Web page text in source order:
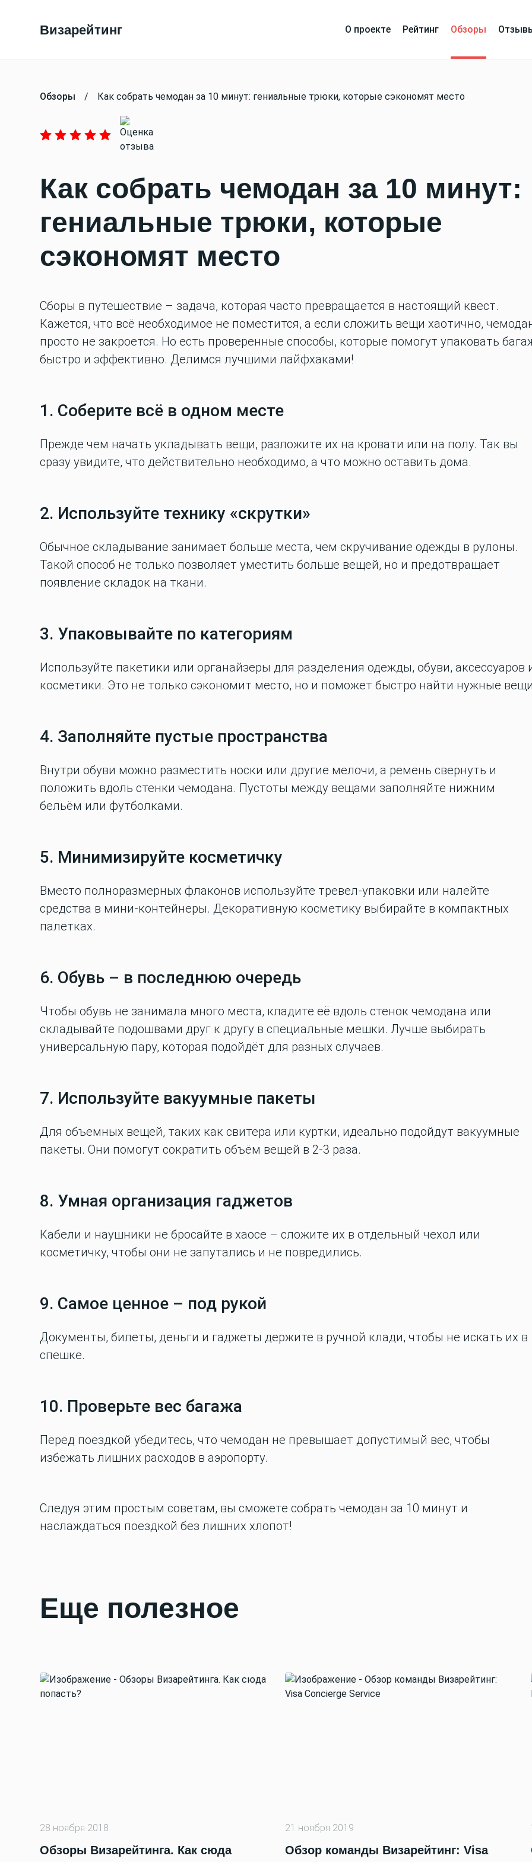
Визарейтинг О проекте Рейтинг Обзоры
Обзоры / Как собрать чемодан за 10 минут: гениальные трюки, которые сэкономят место
Как собрать чемодан за 10 минут:
гениальные трюки, которые
сэкономят место
Сборы в путешествие – задача, которая часто превращается в настоящий квест.
Кажется, что всё необходимое не поместится, а если сложить вещи хаотично,
просто не закроется. Но есть проверенные способы, которые помогут упаковать
быстро и эффективно. Делимся лучшими лайфхаками!
1. Соберите всё в одном месте
Прежде чем начать укладывать вещи, разложите их на кровати или на полу. Так вы
сразу увидите, что действительно необходимо, а что можно оставить дома.
2. Используйте технику «скрутки»
Обычное складывание занимает больше места, чем скручивание одежды в рулоны.
Такой способ не только позволяет уместить больше вещей, но и предотвращает
появление складок на ткани.
3. Упаковывайте по категориям
Используйте пакетики или органайзеры для разделения одежды, обуви, аксессуаров
косметики. Это не только сэкономит место, но и поможет быстро найти нужные
4. Заполняйте пустые пространства
Внутри обуви можно разместить носки или другие мелочи, а ремень свернуть и
положить вдоль стенки чемодана. Пустоты между вещами заполняйте нижним
бельём или футболками.
5. Минимизируйте косметичку
Вместо полноразмерных флаконов используйте тревел-упаковки или налейте
средства в мини-контейнеры. Декоративную косметику выбирайте в компактных
палетках.
6. Обувь – в последнюю очередь
Чтобы обувь не занимала много места, кладите её вдоль стенок чемодана или
складывайте подошвами друг к другу в специальные мешки. Лучше выбирать
универсальную пару, которая подойдёт для разных случаев.
7. Используйте вакуумные пакеты
Для объемных вещей, таких как свитера или куртки, идеально подойдут вакуумные
пакеты. Они помогут сократить объём вещей в 2-3 раза.
8. Умная организация гаджетов
Кабели и наушники не бросайте в хаосе – сложите их в отдельный чехол или
косметичку, чтобы они не запутались и не повредились.
9. Самое ценное – под рукой
Документы, билеты, деньги и гаджеты держите в ручной клади, чтобы не искать их в
спешке.
10. Проверьте вес багажа
Перед поездкой убедитесь, что чемодан не превышает допустимый вес, чтобы
избежать лишних расходов в аэропорту.
Следуя этим простым советам, вы сможете собрать чемодан за 10 минут и
наслаждаться поездкой без лишних хлопот!
Еще полезное
28 ноября 2018
Обзоры Визарейтинга. Как сюда
21 ноября 2019
Обзор команды Визарейтинг: Visa